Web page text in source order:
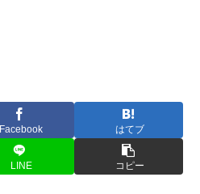
Facebook はてブ
LINE コピー